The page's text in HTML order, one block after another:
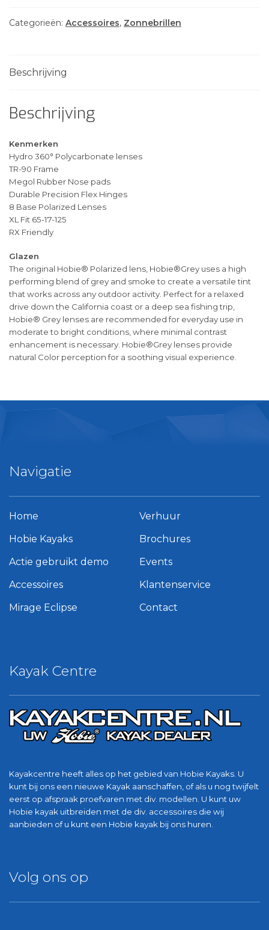
Categorieën: Accessoires, Zonnebrillen
Beschrijving
Beschrijving
Kenmerken
Hydro 360° Polycarbonate lenses
TR-90 Frame
Megol Rubber Nose pads
Durable Precision Flex Hinges
8 Base Polarized Lenses
XL Fit 65-17-125
RX Friendly
Glazen
The original Hobie® Polarized lens, Hobie®Grey uses a high
performing blend of grey and smoke to create a versatile tint
that works across any outdoor activity. Perfect for a relaxed
drive down the California coast or a deep sea fishing trip,
Hobie® Grey lenses are recommended for everyday use in
moderate to bright conditions, where minimal contrast
enhancement is necessary. Hobie®Grey lenses provide
natural Color perception for a soothing visual experience.
Kayak Centre
Kayakcentre heeft alles op het gebied van Hobie Kayaks. U
kunt bij ons een nieuwe Kayak aanschaffen, of als u nog twijfelt
eerst op afspraak proefvaren met div. modellen. U kunt uw
Hobie kayak uitbreiden met de div. accessoires die wij
aanbieden of u kunt een Hobie kayak bij ons huren.
Navigatie
Home
Hobie Kayaks
Actie gebruikt demo
Accessoires
Mirage Eclipse
Verhuur
Brochures
Events
Klantenservice
Contact
Volg ons op